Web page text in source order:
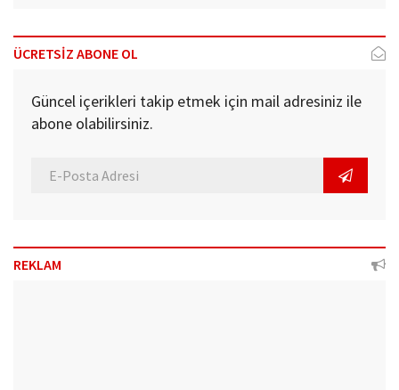
ÜCRETSİZ ABONE OL
Güncel içerikleri takip etmek için mail adresiniz ile
abone olabilirsiniz.
REKLAM